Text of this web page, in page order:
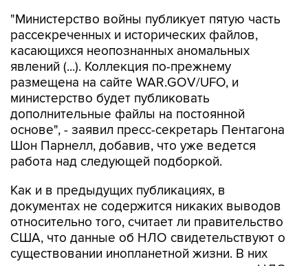
касающихся неопознанных аномальных
явлений (...). Коллекция по-прежнему
размещена на сайте WAR.GOV/UFO, и
министерство будет публиковать
дополнительные файлы на постоянной
основе", - заявил пресс-секретарь Пентагона
Шон Парнелл, добавив, что уже ведется
работа над следующей подборкой.
Как и в предыдущих публикациях, в
относительно того, считает ли правительство
США, что данные об НЛО свидетельствуют о
существовании инопланетной жизни. В них
также не указывается, представляют ли НЛО
угрозу национальной безопасности США.